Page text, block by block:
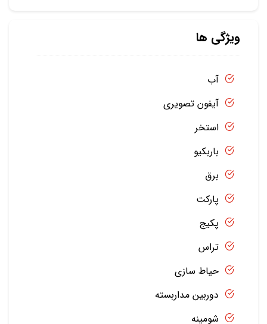
ویژگی ها
آب
آیفون تصویری
استخر
باربکیو
برق
پارکت
پکیج
تراس
حیاط سازی
دوربین مداربسته
شومینه